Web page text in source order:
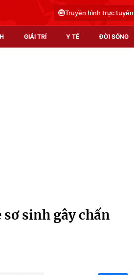
Truyền hình trực tuyến
GIẢI TRÍ Y TẾ ĐỜI SỐNG
Infographic
sinh gây chấn